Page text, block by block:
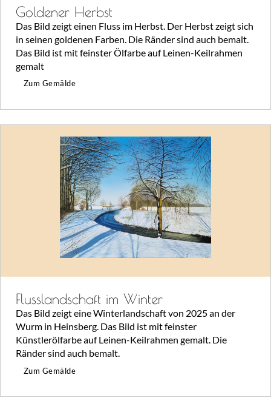
Goldener Herbst
Das Bild zeigt einen Fluss im Herbst. Der Herbst zeigt sich
in seinen goldenen Farben. Die Ränder sind auch bemalt.
Das Bild ist mit feinster Ölfarbe auf Leinen-Keilrahmen
gemalt
Zum Gemälde
Flusslandschaft im Winter
Das Bild zeigt eine Winterlandschaft von 2025 an der
Wurm in Heinsberg. Das Bild ist mit feinster
Künstlerölfarbe auf Leinen-Keilrahmen gemalt. Die
Ränder sind auch bemalt.
Zum Gemälde